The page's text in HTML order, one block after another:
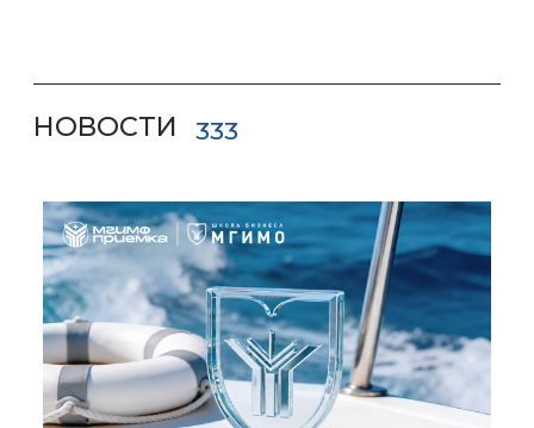
научиться работать в международной
восточных, так и романо-германских.
В соответствии со стратегией развития
Одинцовского кампуса МГИМО принято решение
сконцентрировать программы, имеющие
гуманитарную составляющую, на ФЛМК, где
НОВОСТИ 333